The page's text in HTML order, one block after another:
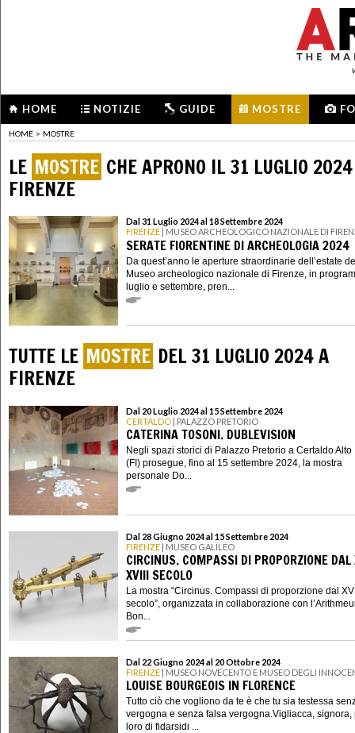
HOME NOTIZIE GUIDE MOSTRE
HOME > MOSTRE
LE MOSTRE CHE APRONO IL 31 LUGLIO
FIRENZE
Dal 31 Luglio 2024 al 18 Settembre 2024
FIRENZE | MUSEO ARCHEOLOGICO NAZIONALE DI
SERATE FIORENTINE DI ARCHEOLOGIA 2024
Da quest’anno le aperture straordinarie dell’estate
Museo archeologico nazionale di Firenze, in
luglio e settembre, pren...
TUTTE LE MOSTRE DEL 31 LUGLIO 2024 A
FIRENZE
Dal 20 Luglio 2024 al 15 Settembre 2024
CERTALDO | PALAZZO PRETORIO
CATERINA TOSONI. DUBLEVISION
Negli spazi storici di Palazzo Pretorio a Certaldo Alto
(FI) prosegue, fino al 15 settembre 2024, la mostra
personale Do...
Dal 28 Giugno 2024 al 15 Settembre 2024
FIRENZE | MUSEO GALILEO
CIRCINUS. COMPASSI DI PROPORZIONE DAL
XVIII SECOLO
La mostra “Circinus. Compassi di proporzione dal
secolo”, organizzata in collaborazione con
Bon...
Dal 22 Giugno 2024 al 20 Ottobre 2024
FIRENZE | MUSEO NOVECENTO E MUSEO DEGLI
LOUISE BOURGEOIS IN FLORENCE
Tutto ciò che vogliono da te è che tu sia testessa
vergogna e senza falsa vergogna.Vigliacca, signora,
loro di fidarsidi ...